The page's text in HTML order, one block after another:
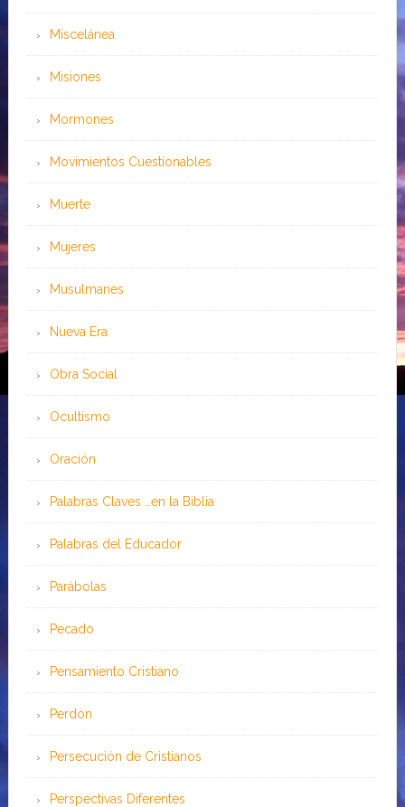
Miscelánea
Misiones
Mormones
Movimientos Cuestionables
Muerte
Mujeres
Musulmanes
Nueva Era
Obra Social
Ocultismo
Oración
Palabras Claves …en la Biblia
Palabras del Educador
Parábolas
Pecado
Pensamiento Cristiano
Perdón
Persecución de Cristianos
Perspectivas Diferentes